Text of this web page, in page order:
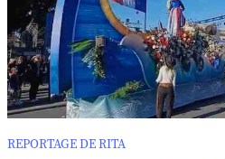
REPORTAGE DE RITA